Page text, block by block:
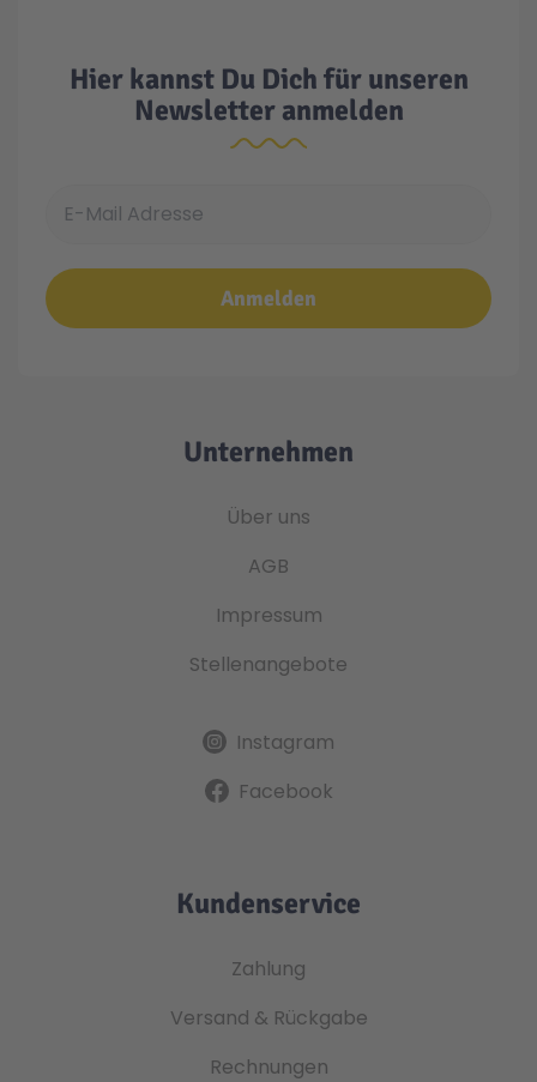
Hier kannst Du Dich für unseren
Newsletter anmelden
Anmelden
Unternehmen
Über uns
AGB
Impressum
Stellenangebote
Instagram
Facebook
Kundenservice
Zahlung
Versand & Rückgabe
Rechnungen